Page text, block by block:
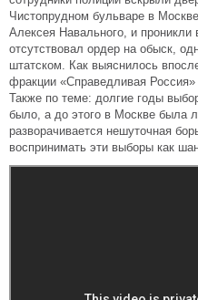
Чистопрудном бульваре в
Алексея Навального, и проникли
отсутствовал ордер на обыск,
штатском. Как выяснилось
фракции «Справедливая Россия»
Также по теме: долгие годы
было, а до этого в Москве была
разворачивается нешуточная
воспринимать эти выборы как